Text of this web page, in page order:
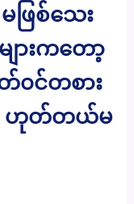
ဖြစ်သေး
ျားကတော့
င်တစား
ဟုတ်တယ်မ